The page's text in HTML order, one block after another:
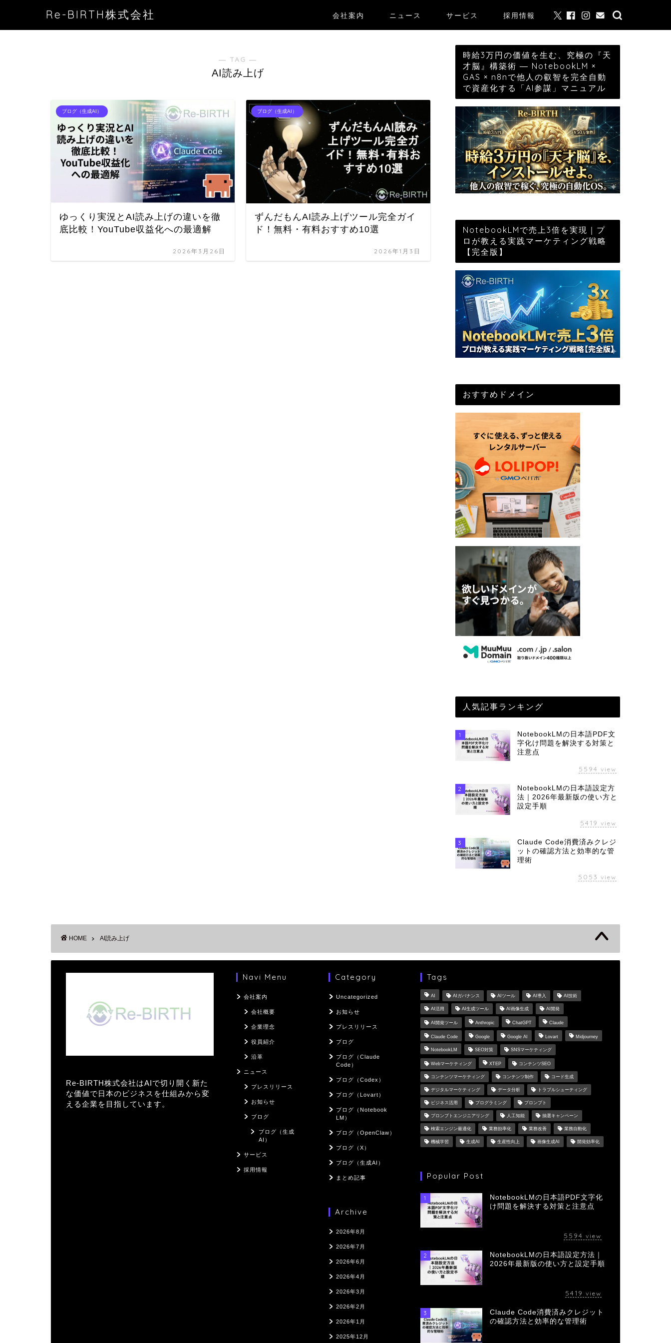
Re-BIRTH株式会社 会社案内 ニュース サービス 採用情報
― TAG ―
AI読み上げ
ブログ（生成AI）
ゆっくり実況とAI読み上げの違いを徹
底比較！YouTube収益化への最適解
2026年3月26日
ブログ（生成AI）
ずんだもんAI読み上げツール完全ガイ
ド！無料・有料おすすめ10選
2026年1月3日
時給3万円の価値を生む、究極の『天
才脳』構築術 ― NotebookLM ×
GAS × n8nで他人の叡智を完全自動
で資産化する「AI参謀」マニュアル
NotebookLMで売上3倍を実現｜プ
ロが教える実践マーケティング戦略
【完全版】
おすすめドメイン
人気記事ランキング
1
NotebookLMの日本語PDF文
字化け問題を解決する対策と
注意点
5594 view
2
NotebookLMの日本語設定方
法｜2026年最新版の使い方と
設定手順
5419 view
3
Claude Code消費済みクレジ
ットの確認方法と効率的な管
理術
5053 view
HOME AI読み上げ
Re-BIRTH株式会社はAIで切り開く新た
な価値で日本のビジネスを仕組みから変
える企業を目指しています。
Navi Menu
会社案内
会社概要
企業理念
役員紹介
沿革
ニュース
プレスリリース
お知らせ
ブログ
ブログ（生成
AI）
サービス
採用情報
Category
Uncategorized
お知らせ
プレスリリース
ブログ
ブログ（Claude
Code）
ブログ（Codex）
ブログ（Lovart）
ブログ（Notebook
LM）
ブログ（OpenClaw）
ブログ（X）
ブログ（生成AI）
まとめ記事
Archive
2026年8月
2026年7月
2026年6月
2026年4月
2026年3月
2026年2月
2026年1月
2025年12月
Tags
AI AIガバナンス AIツール AI導入 AI技術
AI活用 AI生成ツール AI画像生成 AI開発
AI開発ツール Anthropic ChatGPT Claude
Claude Code Google Google AI Lovart Midjourney
NotebookLM SEO対策 SNSマーケティング
Webマーケティング XTEP コンテンツSEO
コンテンツマーケティング コンテンツ制作 コード生成
デジタルマーケティング データ分析 トラブルシューティング
ビジネス活用 プログラミング プロンプト
プロンプトエンジニアリング 人工知能 抽選キャンペーン
検索エンジン最適化 業務効率化 業務改善 業務自動化
機械学習 生成AI 生産性向上 画像生成AI 開発効率化
Popular Post
1
NotebookLMの日本語PDF文字化
け問題を解決する対策と注意点
5594 view
2
NotebookLMの日本語設定方法｜
2026年最新版の使い方と設定手順
5419 view
3
Claude Code消費済みクレジット
の確認方法と効率的な管理術